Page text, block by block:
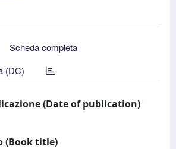
Scheda completa
(DC)
(Date of publication)
(Book title)